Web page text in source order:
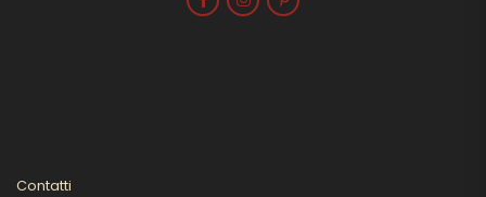
Contatti